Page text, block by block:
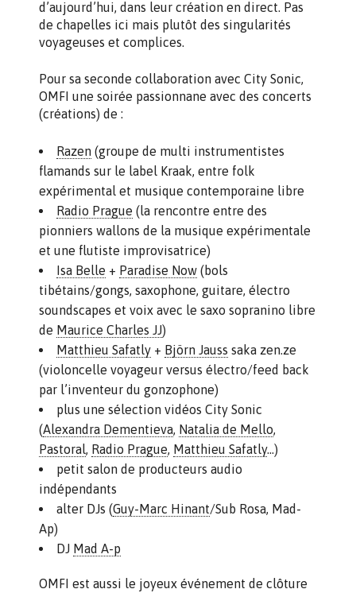
d’aujourd’hui, dans leur création en direct. Pas
de chapelles ici mais plutôt des singularités
voyageuses et complices.
Pour sa seconde collaboration avec City Sonic,
OMFI une soirée passionnane avec des concerts
(créations) de :
Razen (groupe de multi instrumentistes
flamands sur le label Kraak, entre folk
expérimental et musique contemporaine libre
Radio Prague (la rencontre entre des
pionniers wallons de la musique expérimentale
et une flutiste improvisatrice)
Isa Belle + Paradise Now (bols
tibétains/gongs, saxophone, guitare, électro
soundscapes et voix avec le saxo sopranino libre
de Maurice Charles JJ)
Matthieu Safatly + Björn Jauss saka zen.ze
(violoncelle voyageur versus électro/feed back
par l’inventeur du gonzophone)
plus une sélection vidéos City Sonic
(Alexandra Dementieva, Natalia de Mello,
Pastoral, Radio Prague, Matthieu Safatly…)
petit salon de producteurs audio
indépendants
alter DJs (Guy-Marc Hinant/Sub Rosa, Mad-
Ap)
DJ Mad A-p
OMFI est aussi le joyeux événement de clôture